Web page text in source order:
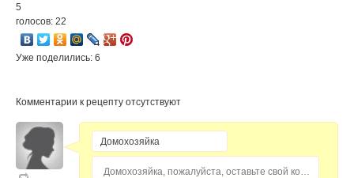
5
голосов: 22
Уже поделились: 6
Комментарии к рецепту отсутствуют
Домохозяйка, пожалуйста, оставьте свой комментарий...